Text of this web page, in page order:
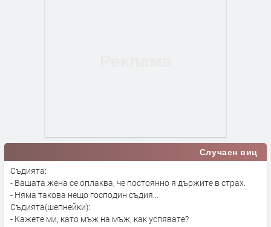
Случаен виц
Съдията:
- Вашата жена се оплаква, че постоянно я държите в страх.
- Няма такова нещо господин съдия...
Съдията(шепнейки):
- Кажете ми, като мъж на мъж, как успявате?